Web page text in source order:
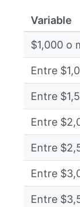
Variable
$1,000 o
Entre
Entre
Entre
Entre
Entre
Entre